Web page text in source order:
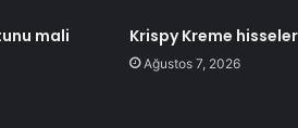
mali
Krispy Kreme
Ağustos 7, 2026